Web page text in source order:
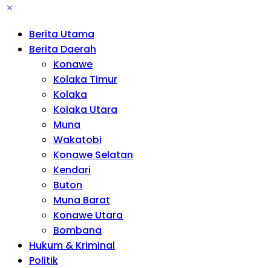
Berita Utama
Berita Daerah
Konawe
Kolaka Timur
Kolaka
Kolaka Utara
Muna
Wakatobi
Konawe Selatan
Kendari
Buton
Muna Barat
Konawe Utara
Bombana
Hukum & Kriminal
Politik